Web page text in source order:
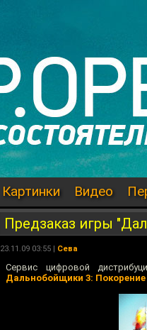
Картинки Видео
Предзаказ игры
23.11.09 03:55 | Сева
Сервис цифровой
Дальнобойщики 3: